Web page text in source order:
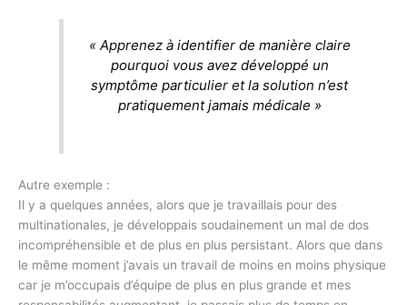
« Apprenez à identifier de manière claire
pourquoi vous avez développé un
symptôme particulier et la solution n’est
pratiquement jamais médicale »
Autre exemple :
Il y a quelques années, alors que je travaillais pour des
multinationales, je développais soudainement un mal de dos
incompréhensible et de plus en plus persistant. Alors que dans
le même moment j’avais un travail de moins en moins physique
car je m’occupais d’équipe de plus en plus grande et mes